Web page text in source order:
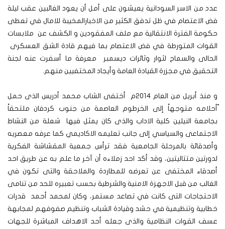
عدد من الاسر السودانية يعيشون على أمل أن يعود الغائبين عقب ليلة
فض الاعتصام في ظل تدفق الكثير من الاخبارالمخيبة للامال في تعطى
حكومة الفترة الانتقالية مع ملف المفقودين و الكشف عن ملابسات
القوات المتورطة في فض الاعتصام بما فيهم قادة الشق العسكرى
الحالى والسماح لثوار وثائرات ديسمبر معرفة ما أسفرت عنه لجنة
التحقيق في مجزرة القيادة العامة وأيجاد المختفيين منهم.
و منذ أبريل من العام 2014م أختفى الشاب محمد أدريس الذى حمل
ّأحلامه متوجهاً إلى الخرطوم العاصمة من جنوب كردفان ملتحقاً
بجامعة النيلين كلية الاداب والذى كان يمثل فيها شعلة من النشاط
الاجتماعى والسياسي إلى جانب تعليمه الاكاديمي كما عرفه معصريه
وأصدقائة بالمرحلة الجامعية فقد ترأس جمعية المقشاشة الفكرية
لدورتين متتاليتين، وقد أكد احد زملاءه أن آخر ما علم به عن طريق احد
أصدقاء المختفى عن تعرضه للمطاردة والملاحقة والتى تكون في
الغالب من قبل الاجهزة الامنية والشرطية بحسب تعبيره للحد من تنامى
الاحتجاجات التى كانت في تصاعد مستمر، وكان لمحمد أحمد قدرات
خطابية وتنظيمية في حشد وقيادة الشباب وتنظيم صفوفهم لمجابهة
عسف القوات النظامية والذى جعله أحد الاهداف المباشرة للجهات